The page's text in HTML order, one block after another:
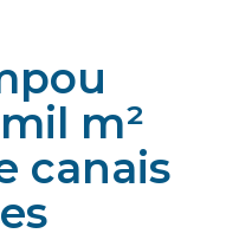
m²
canais